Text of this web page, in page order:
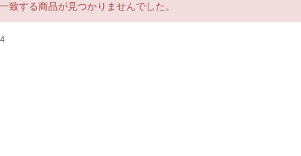
致する商品が見つかりませんでした。